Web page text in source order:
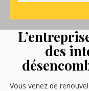
des
Vous venez de